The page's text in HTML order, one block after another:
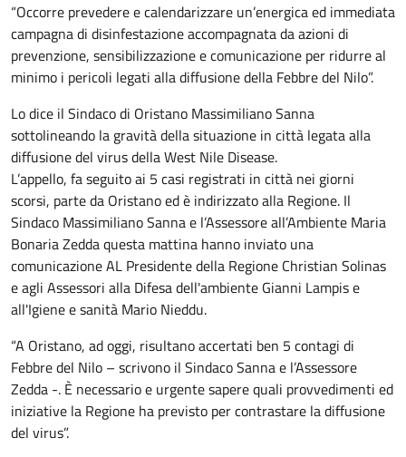
“Occorre prevedere e calendarizzare un’energica ed immediata
campagna di disinfestazione accompagnata da azioni di
prevenzione, sensibilizzazione e comunicazione per ridurre al
minimo i pericoli legati alla diffusione della Febbre del Nilo”.
Lo dice il Sindaco di Oristano Massimiliano Sanna
sottolineando la gravità della situazione in città legata alla
diffusione del virus della West Nile Disease.
L’appello, fa seguito ai 5 casi registrati in città nei giorni
scorsi, parte da Oristano ed è indirizzato alla Regione. Il
Sindaco Massimiliano Sanna e l’Assessore all’Ambiente Maria
Bonaria Zedda questa mattina hanno inviato una
comunicazione AL Presidente della Regione Christian Solinas
e agli Assessori alla Difesa dell'ambiente Gianni Lampis e
all'Igiene e sanità Mario Nieddu.
“A Oristano, ad oggi, risultano accertati ben 5 contagi di
Febbre del Nilo – scrivono il Sindaco Sanna e l’Assessore
Zedda -. È necessario e urgente sapere quali provvedimenti ed
iniziative la Regione ha previsto per contrastare la diffusione
del virus”.